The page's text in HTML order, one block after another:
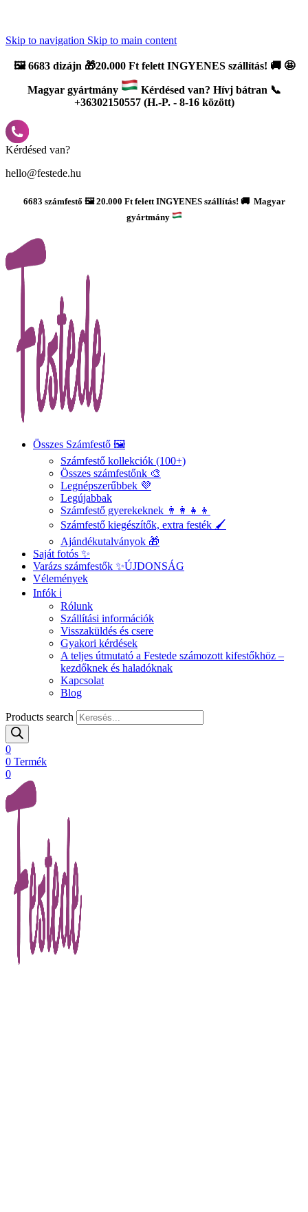
Skip to navigation Skip to main content
🖼️6683 dizájn 🎁20.000 Ft felett INGYENES szállítás! 🚚 🤩
Magyar gyártmány
Kérdésed van? Hívj bátran 📞
+36302150557 (H.-P. - 8-16 között)
Kérdésed van?
hello@festede.hu
6683 számfestő 🖼️ 20.000 Ft felett INGYENES szállítás! 🚚 Magyar
gyártmány
Összes Számfestő 🖼️
Számfestő kollekciók (100+)
Összes számfestőnk 🎨
Legnépszerűbbek 💜
Legújabbak
Számfestő gyerekeknek 👨‍👩‍👧‍👦
Számfestő kiegészítők, extra festék 🖌️
Ajándékutalványok 🎁
Saját fotós ✨
Varázs számfestők ✨ÚJDONSÁG
Vélemények
Infók ℹ️
Rólunk
Szállítási információk
Visszaküldés és csere
Gyakori kérdések
A teljes útmutató a Festede számozott kifestőkhöz –
kezdőknek és haladóknak
Kapcsolat
Blog
Products search
0
0 Termék
0